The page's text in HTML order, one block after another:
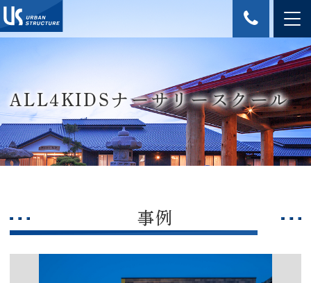
ALL4KIDSナーサリースクール
事例